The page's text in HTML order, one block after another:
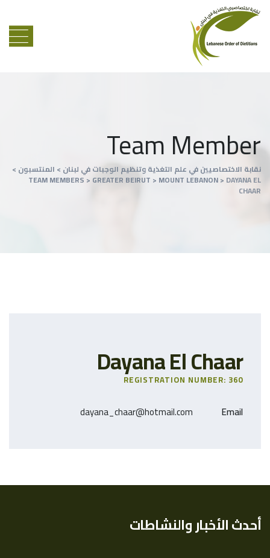
Team Member
نقابة الاختصاصيين في علم التغذية وتنظيم الوجبات في لبنان > المنتسبون >
TEAM MEMBERS> GREATER BEIRUT > MOUNT LEBANON> DAYANA EL
CHAAR
Dayana El Chaar
REGISTRATION NUMBER: 360
Email
dayana_chaar@hotmail.com
أحدث الأخبار والنشاطات